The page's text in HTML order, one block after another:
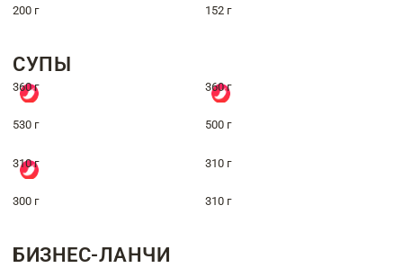
200 г 152 г
СУПЫ
360 г 360 г
530 г 500 г
310 г 310 г
300 г 310 г
БИЗНЕС-ЛАНЧИ